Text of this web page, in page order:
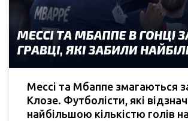
Мессі та Мбаппе змагаються
Клозе. Футболісти, які
найбільшою кількістю голів на